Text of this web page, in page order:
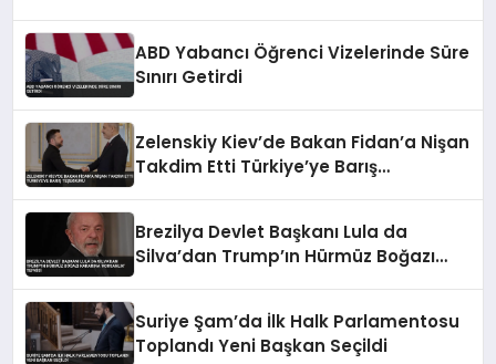
ABD Yabancı Öğrenci Vizelerinde Süre
Sınırı Getirdi
Zelenskiy Kiev’de Bakan Fidan’a Nişan
Takdim Etti Türkiye’ye Barış
Brezilya Devlet Başkanı Lula da
Silva’dan Trump’ın Hürmüz Boğazı
Suriye Şam’da İlk Halk Parlamentosu
Toplandı Yeni Başkan Seçildi